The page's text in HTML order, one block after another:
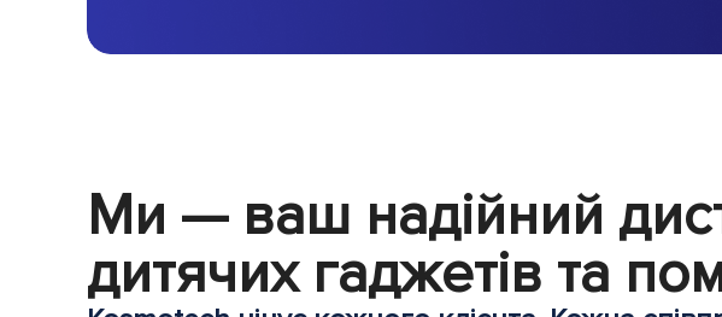
Ми — ваш надійний
дитячих гаджетів та